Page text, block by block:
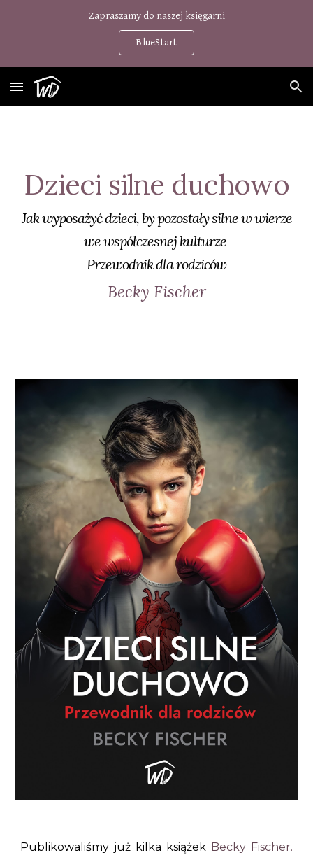
Zapraszamy do naszej księgarni
BlueStart
Dzieci silne duchowo
Jak wyposażyć dzieci, by pozostały silne w wierze
we współczesnej kulturze
Przewodnik dla rodziców
Becky Fischer
Publikowaliśmy już kilka książek Becky Fischer.